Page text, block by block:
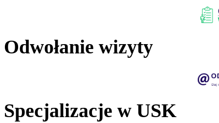
Odwołanie wizyty
Specjalizacje w USK